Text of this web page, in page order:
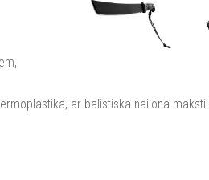
ar balistiska nailona maksti.